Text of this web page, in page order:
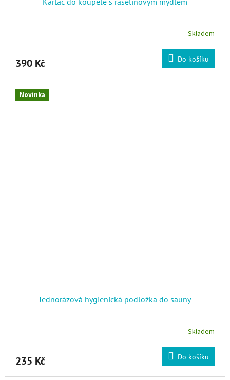
Skladem
390 Kč Do košíku
Novinka
Jednorázová hygienická podložka do sauny
Skladem
235 Kč Do košíku